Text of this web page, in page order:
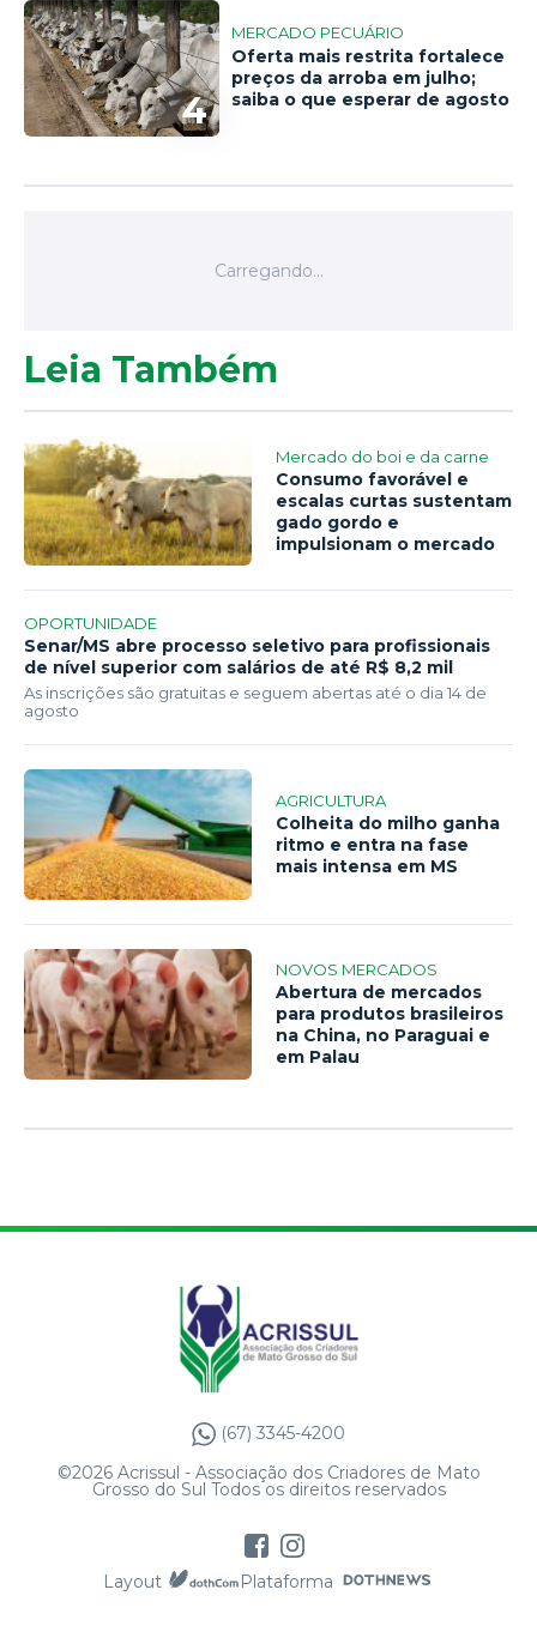
4
MERCADO PECUÁRIO
Oferta mais restrita fortalece
preços da arroba em julho;
saiba o que esperar de agosto
Leia Também
Mercado do boi e da carne
Consumo favorável e
escalas curtas sustentam
gado gordo e
impulsionam o mercado
OPORTUNIDADE
Senar/MS abre processo seletivo para profissionais
de nível superior com salários de até R$ 8,2 mil
As inscrições são gratuitas e seguem abertas até o dia 14 de
agosto
AGRICULTURA
Colheita do milho ganha
ritmo e entra na fase
mais intensa em MS
NOVOS MERCADOS
Abertura de mercados
para produtos brasileiros
na China, no Paraguai e
em Palau
(67) 3345-4200
©2026 Acrissul - Associação dos Criadores de Mato
Grosso do Sul Todos os direitos reservados
Layout Plataforma